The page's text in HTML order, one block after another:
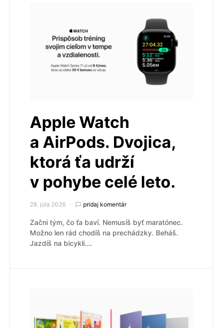
Apple Watch
a AirPods. Dvojica,
ktorá ťa udrží
v pohybe celé leto.
28. júla 2026 pridaj komentár
Začni tým, čo ťa baví. Nemusíš byť maratónec.
Možno len rád chodíš na prechádzky. Beháš.
Jazdíš na bicykli.…